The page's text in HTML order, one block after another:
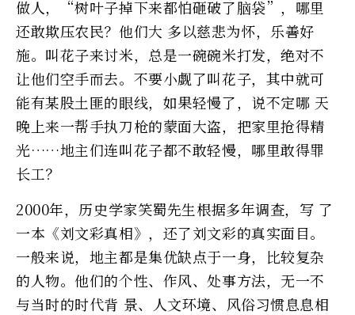
做人，“树叶子掉下来都怕砸破了脑袋”，哪里
还敢欺压农民？他们大 多以慈悲为怀，乐善好
施。叫花子来讨米，总是一碗碗米打发，绝对不
让他们空手而去。不要小觑了叫花子，其中就可
能有某股土匪的眼线，如果轻慢了，说不定哪 天
晚上来一帮手执刀枪的蒙面大盗，把家里抢得精
光……地主们连叫花子都不敢轻慢，哪里敢得罪
长工？
2000年，历史学家笑蜀先生根据多年调查，写 了
一本《刘文彩真相》，还了刘文彩的真实面目。
一般来说，地主都是集优缺点于一身，比较复杂
的人物。他们的个性、作风、处事方法，无一不
与当时的时代背 景、人文环境、风俗习惯息息相